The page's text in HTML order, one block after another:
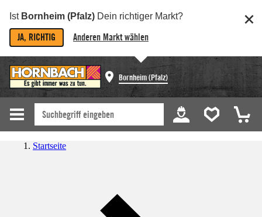
Ist Bornheim (Pfalz) Dein richtiger Markt?
JA, RICHTIG Anderen Markt wählen
Bornheim (Pfalz)
Startseite